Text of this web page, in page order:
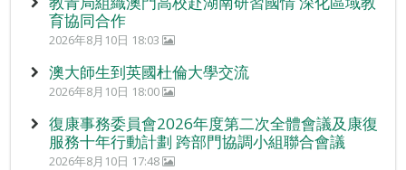
育協同合作
2026年8月10日 18:03
澳大師生到英國杜倫大學交流
2026年8月10日 18:00
復康事務委員會2026年度第二次全體會議及康復
服務十年行動計劃 跨部門協調小組聯合會議
2026年8月10日 17:48